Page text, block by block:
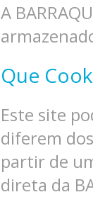
A
Que
Este site
diferem
partir de
direta da